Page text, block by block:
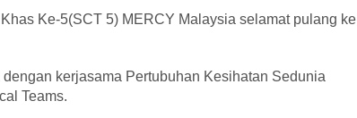
Ke-5(SCT 5) MERCY Malaysia selamat pulang ke
kerjasama Pertubuhan Kesihatan Sedunia
Teams.